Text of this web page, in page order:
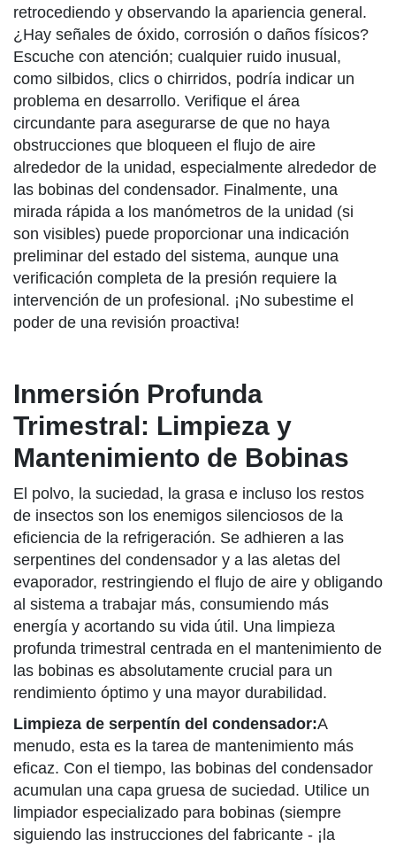
retrocediendo y observando la apariencia general.
¿Hay señales de óxido, corrosión o daños físicos?
Escuche con atención; cualquier ruido inusual,
como silbidos, clics o chirridos, podría indicar un
problema en desarrollo. Verifique el área
circundante para asegurarse de que no haya
obstrucciones que bloqueen el flujo de aire
alrededor de la unidad, especialmente alrededor de
las bobinas del condensador. Finalmente, una
mirada rápida a los manómetros de la unidad (si
son visibles) puede proporcionar una indicación
preliminar del estado del sistema, aunque una
verificación completa de la presión requiere la
intervención de un profesional. ¡No subestime el
poder de una revisión proactiva!
Inmersión Profunda
Trimestral: Limpieza y
Mantenimiento de Bobinas
El polvo, la suciedad, la grasa e incluso los restos
de insectos son los enemigos silenciosos de la
eficiencia de la refrigeración. Se adhieren a las
serpentines del condensador y a las aletas del
evaporador, restringiendo el flujo de aire y obligando
al sistema a trabajar más, consumiendo más
energía y acortando su vida útil. Una limpieza
profunda trimestral centrada en el mantenimiento de
las bobinas es absolutamente crucial para un
rendimiento óptimo y una mayor durabilidad.
Limpieza de serpentín del condensador:A
menudo, esta es la tarea de mantenimiento más
eficaz. Con el tiempo, las bobinas del condensador
acumulan una capa gruesa de suciedad. Utilice un
limpiador especializado para bobinas (siempre
siguiendo las instrucciones del fabricante - ¡la